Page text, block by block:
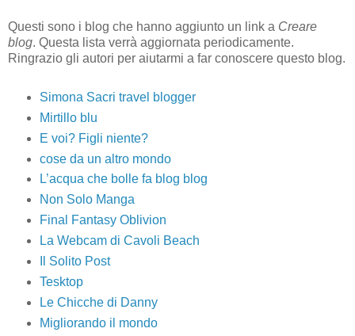
Questi sono i blog che hanno aggiunto un link a Creare
blog. Questa lista verrà aggiornata periodicamente.
Ringrazio gli autori per aiutarmi a far conoscere questo blog.
Simona Sacri travel blogger
Mirtillo blu
E voi? Figli niente?
cose da un altro mondo
L’acqua che bolle fa blog blog
Non Solo Manga
Final Fantasy Oblivion
La Webcam di Cavoli Beach
Il Solito Post
Tesktop
Le Chicche di Danny
Migliorando il mondo